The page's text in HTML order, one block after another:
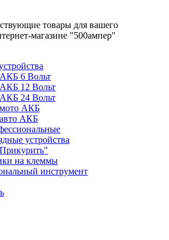
товары для вашего
магазине "500ампер"
6 Вольт
12 Вольт
24 Вольт
АКБ
АКБ
устройства
на клеммы
инструмент